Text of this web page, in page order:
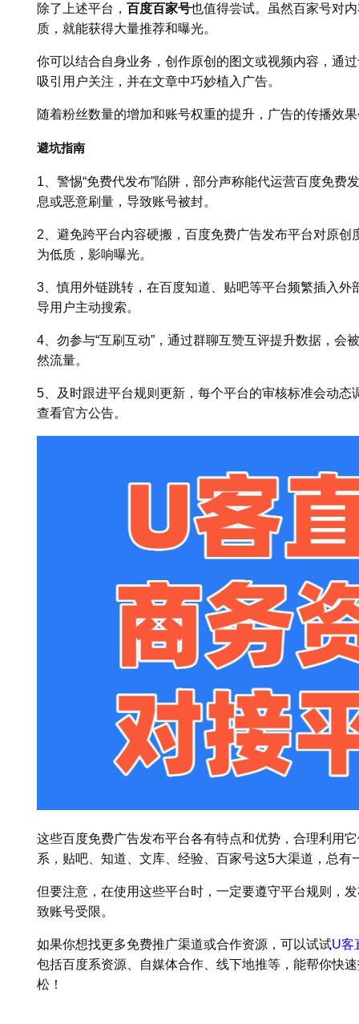
除了上述平台， 百度百家号也值得尝试。虽然百家号对
质，就能获得大量推荐和曝光。
你可以结合自身业务，创作原创的图文或视频内容，通
吸引用户关注，并在文章中巧妙植入广告。
随着粉丝数量的增加和账号权重的提升，广告的传播效
避坑指南
1、警惕“免费代发布”陷阱，部分声称能代运营百度免费
息或恶意刷量，导致账号被封。
2、避免跨平台内容硬搬，百度免费广告发布平台对原
为低质，影响曝光。
3、慎用外链跳转，在百度知道、贴吧等平台频繁插入
导用户主动搜索。
4、勿参与“互刷互动”，通过群聊互赞互评提升数据，会
然流量。
5、及时跟进平台规则更新，每个平台的审核标准会动
查看官方公告。
这些百度免费广告发布平台各有特点和优势，合理利用
系，贴吧、知道、文库、经验、百家号这5大渠道，总有
但要注意，在使用这些平台时，一定要遵守平台规则，
致账号受限。
如果你想找更多免费推广渠道或合作资源，可以试试U客
包括百度系资源、自媒体合作、线下地推等，能帮你快
松！